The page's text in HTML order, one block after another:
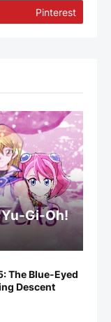
Pinterest
Gi-Oh!
The Blue-Eyed
Descent